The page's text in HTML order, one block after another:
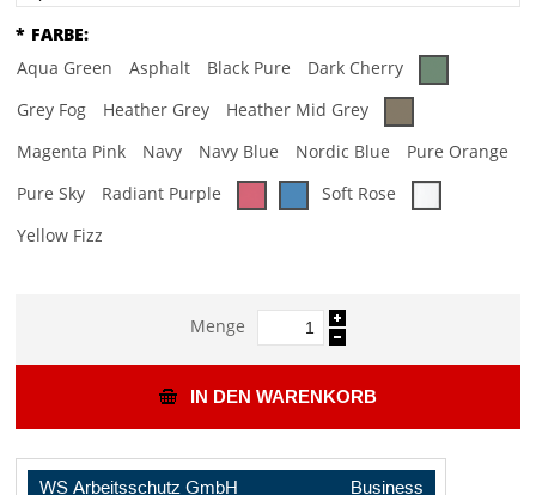
* FARBE:
Aqua Green
Asphalt Black Pure
Dark Cherry
Grey Fog
Heather Grey
Heather Mid Grey
Magenta Pink
Navy Navy Blue Nordic Blue
Pure Orange
Pure Sky
Radiant Purple
Soft Rose
Yellow Fizz
Menge
IN DEN WARENKORB